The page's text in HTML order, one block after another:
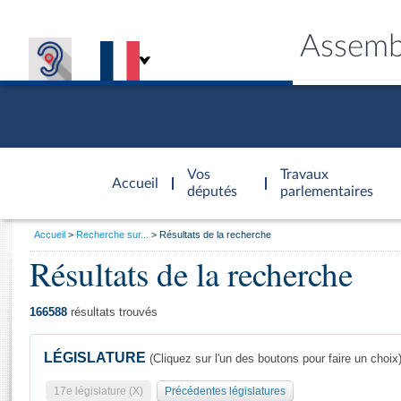
Accueil
d'accueil
Vos
députés
Travaux
parlementaires
Général
Vous
Accueil Recherche sur... Résultats de la recherche
Résultats de la recherche
166588 résultats trouvés
LÉGISLATURE (Cliquez sur l'un des boutons pour faire un choix)
17e législature (X) Précédentes législatures